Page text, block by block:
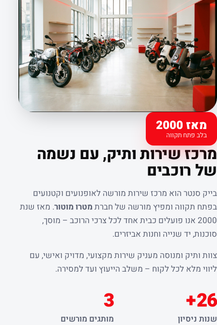
מאז 2000
בלב פתח תקווה
קצת עלינו
מרכז שירות ותיק, עם נשמה
של רוכבים
בייק סנטר הוא מרכז שירות מורשה לאופנועים וקטנועים
בפתח תקווה ומפיץ מורשה של חברת מטרו מוטור. מאז שנת
2000 אנו פועלים כבית אחד לכל צרכי הרוכב – מוסך,
סוכנות, יד שנייה וחנות אביזרים.
צוות ותיק ומנוסה מעניק שירות מקצועי, מדויק ואישי, עם
ליווי מלא לכל לקוח – משלב הייעוץ ועד למסירה.
26+
שנות ניסיון
3
מותגים מורשים